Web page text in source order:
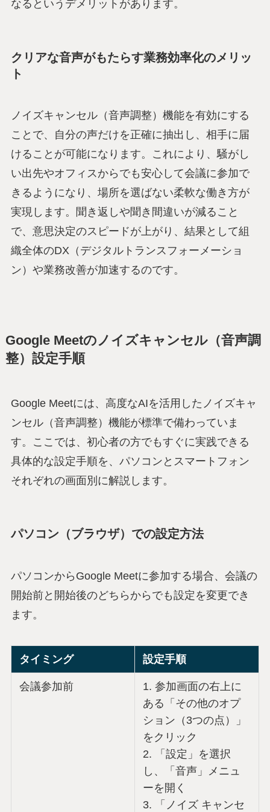
なるというデメリットがあります。
クリアな音声がもたらす業務効率化のメリッ
ト
ノイズキャンセル（音声調整）機能を有効にする
ことで、自分の声だけを正確に抽出し、相手に届
けることが可能になります。これにより、騒がし
い出先やオフィスからでも安心して会議に参加で
きるようになり、場所を選ばない柔軟な働き方が
実現します。聞き返しや聞き間違いが減ること
で、意思決定のスピードが上がり、結果として組
織全体のDX（デジタルトランスフォーメーショ
ン）や業務改善が加速するのです。
Google Meetのノイズキャンセル（音声調
整）設定手順
Google Meetには、高度なAIを活用したノイズキャ
ンセル（音声調整）機能が標準で備わっていま
す。ここでは、初心者の方でもすぐに実践できる
具体的な設定手順を、パソコンとスマートフォン
それぞれの画面別に解説します。
パソコン（ブラウザ）での設定方法
パソコンからGoogle Meetに参加する場合、会議の
開始前と開始後のどちらからでも設定を変更でき
ます。
タイミング 設定手順
会議参加前
1. 参加画面の右上に
ある「その他のオプ
ション（3つの点）」
をクリック
2. 「設定」を選択
し、「音声」メニュ
ーを開く
3. 「ノイズ キャンセ